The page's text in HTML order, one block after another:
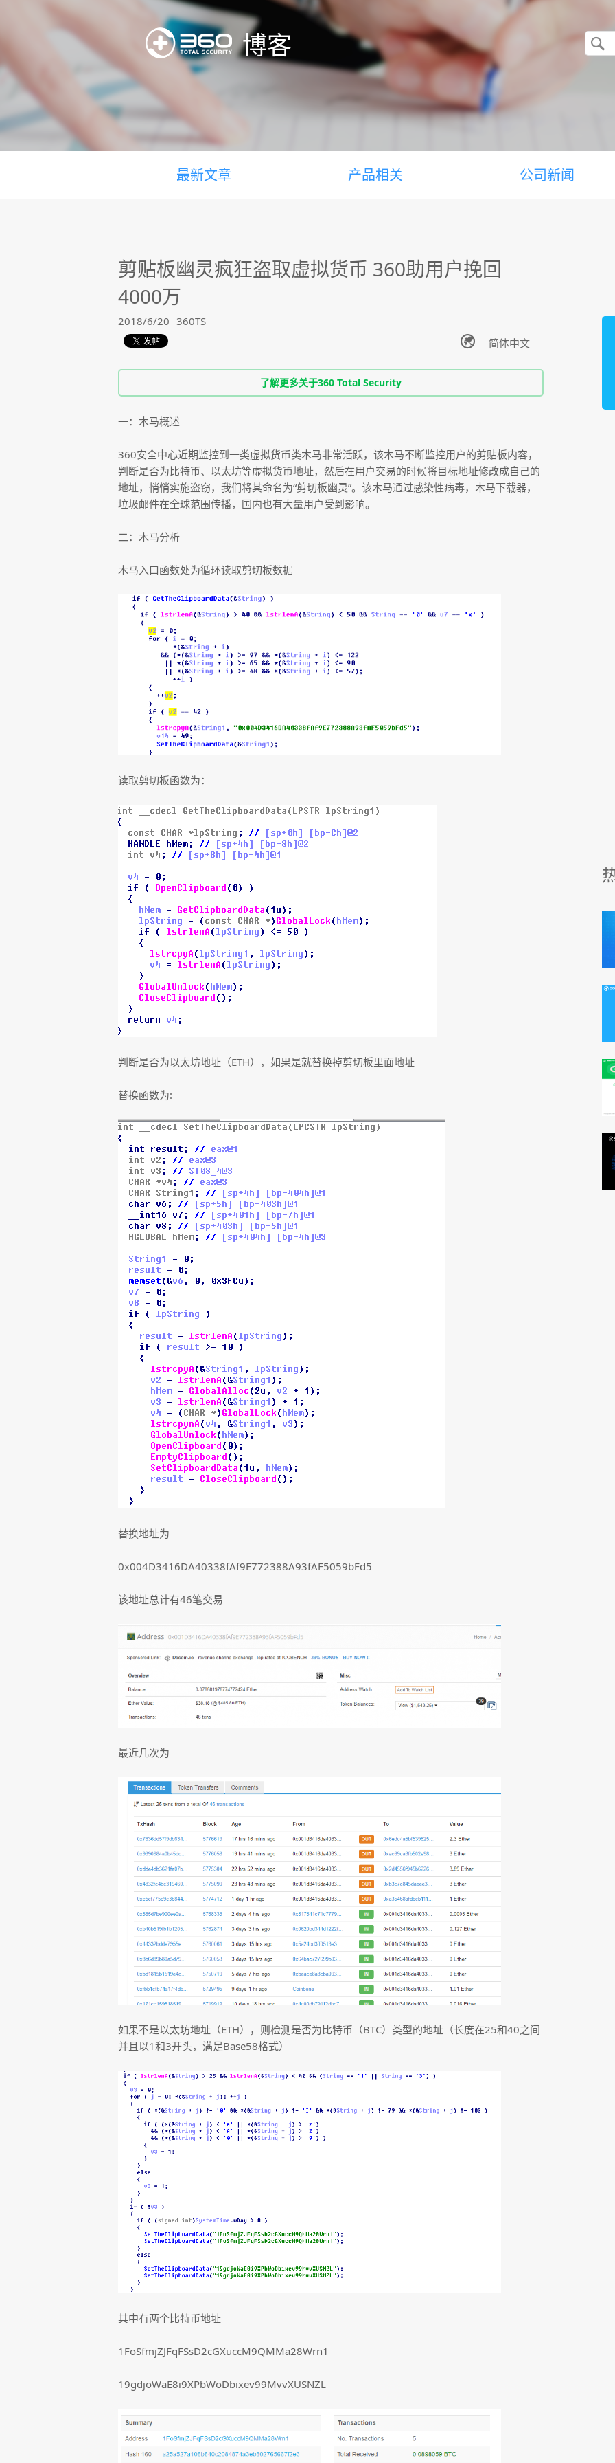
博客
最新文章 产品相关 公司新闻
剪贴板幽灵疯狂盗取虚拟货币 360助用户挽回
4000万
2018/6/20 360TS
了解更多关于360 Total Security
一：木马概述
360安全中心近期监控到一类虚拟货币类木马非常活跃，该木马不断监控用户的剪贴板内容，
判断是否为比特币、以太坊等虚拟货币地址，然后在用户交易的时候将目标地址修改成自己的
地址，悄悄实施盗窃，我们将其命名为“剪切板幽灵”。该木马通过感染性病毒，木马下载器，
垃圾邮件在全球范围传播，国内也有大量用户受到影响。
二：木马分析
木马入口函数处为循环读取剪切板数据
读取剪切板函数为：
判断是否为以太坊地址（ETH），如果是就替换掉剪切板里面地址
替换函数为:
替换地址为
0x004D3416DA40338fAf9E772388A93fAF5059bFd5
该地址总计有46笔交易
最近几次为
如果不是以太坊地址（ETH），则检测是否为比特币（BTC）类型的地址（长度在25和40之间
并且以1和3开头，满足Base58格式）
其中有两个比特币地址
1FoSfmjZJFqFSsD2cGXuccM9QMMa28Wrn1
19gdjoWaE8i9XPbWoDbixev99MvvXUSNZL